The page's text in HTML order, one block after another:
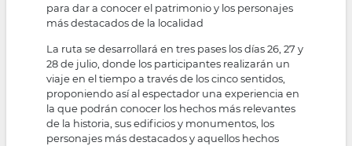
para dar a conocer el patrimonio y los personajes
más destacados de la localidad
La ruta se desarrollará en tres pases los días 26, 27 y
28 de julio, donde los participantes realizarán un
viaje en el tiempo a través de los cinco sentidos,
proponiendo así al espectador una experiencia en
la que podrán conocer los hechos más relevantes
de la historia, sus edificios y monumentos, los
personajes más destacados y aquellos hechos